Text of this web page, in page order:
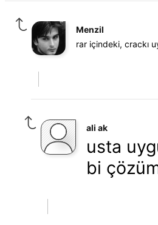
Menzil
rar içindeki, crackı
ali ak
usta
bi